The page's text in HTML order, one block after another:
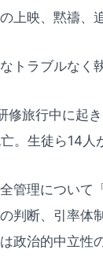
上映、黙禱、
トラブルなく
旅行中に起
。生徒ら14人
管理について
判断、引率体
政治的中立性